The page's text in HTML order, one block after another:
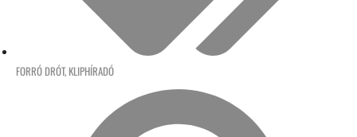
FORRÓ DRÓT, KLIPHÍRADÓ